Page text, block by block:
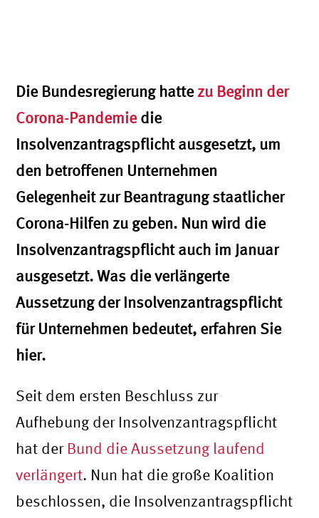
Die Bundesregierung hatte zu Beginn der
Corona-Pandemiedie
Insolvenzantragspflicht ausgesetzt, um
den betroffenen Unternehmen
Gelegenheit zur Beantragung staatlicher
Corona-Hilfen zu geben. Nun wird die
Insolvenzantragspflicht auch im Januar
ausgesetzt. Was die verlängerte
Aussetzung der Insolvenzantragspflicht
für Unternehmen bedeutet, erfahren Sie
hier.
Seit dem ersten Beschluss zur
Aufhebung der Insolvenzantragspflicht
hat der Bund die Aussetzung laufend
verlängert. Nun hat die große Koalition
beschlossen, die Insolvenzantragspflicht